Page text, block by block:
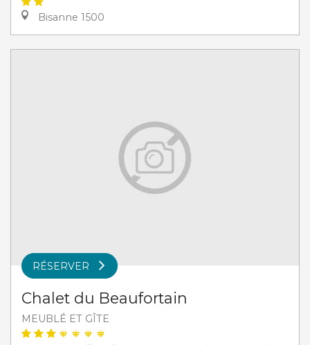
Bisanne 1500
RÉSERVER
Chalet du Beaufortain
MEUBLÉ ET GÎTE